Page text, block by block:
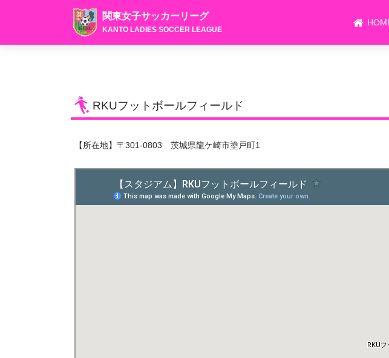
関東女子サッカーリーグ
KANTO LADIES SOCCER LEAGUE
RKUフットボールフィールド
【所在地】〒301-0803 茨城県龍ケ崎市塗戸町1